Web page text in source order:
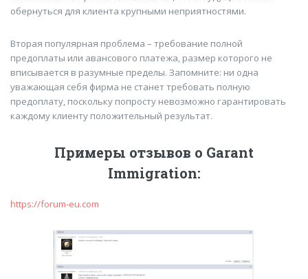
обернуться для клиента крупными неприятностями.
Вторая популярная проблема – требование полной
предоплаты или авансового платежа, размер которого не
вписывается в разумные пределы. Запомните: ни одна
уважающая себя фирма не станет требовать полную
предоплату, поскольку попросту невозможно гарантировать
каждому клиенту положительный результат.
Примеры отзывов о Garant
Immigration:
https://forum-eu.com